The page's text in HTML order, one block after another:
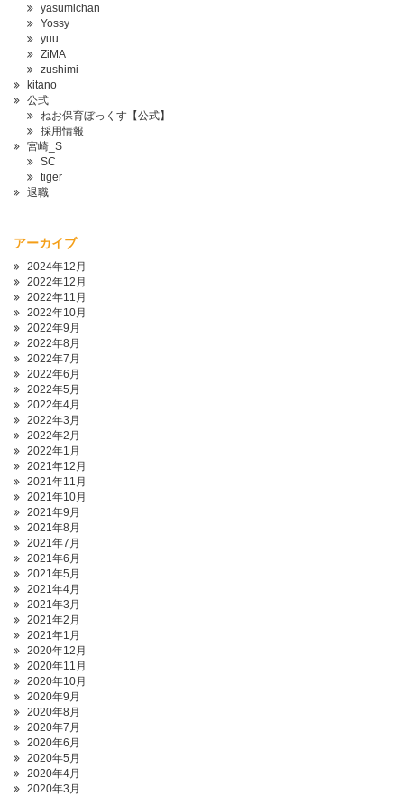
yasumichan
Yossy
yuu
ZiMA
zushimi
kitano
公式
ねお保育ぼっくす【公式】
採用情報
宮崎_S
SC
tiger
退職
アーカイブ
2024年12月
2022年12月
2022年11月
2022年10月
2022年9月
2022年8月
2022年7月
2022年6月
2022年5月
2022年4月
2022年3月
2022年2月
2022年1月
2021年12月
2021年11月
2021年10月
2021年9月
2021年8月
2021年7月
2021年6月
2021年5月
2021年4月
2021年3月
2021年2月
2021年1月
2020年12月
2020年11月
2020年10月
2020年9月
2020年8月
2020年7月
2020年6月
2020年5月
2020年4月
2020年3月